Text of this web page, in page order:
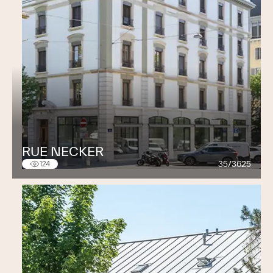
Acquisition, gestion et diffusion de
géoinformations (mâts TPG, signalisation
verticale, arbres…).
Création de masques de saisie attributaire.
Conservation cadastrale
Cadastration de toutes les modifications
apportées à l’état des lieux d’une parcelle.
Division et/ou réunion de parcelle(s).
Cession au domaine public.
Création ou modification d’un DDP.
Délimitation et Abornement parcellaire.
Etablissement de plan de servitude(s) foncière(s)
ou personnelle(s).
Constitution ou modification de cahier de
répartition des locaux (PPE - Propriété Par Etages).
Fourniture d’extraits et de documents nécessaires
au dépôt d’un dossier d’autorisation de construire.
RUE NECKER
124 35/3625